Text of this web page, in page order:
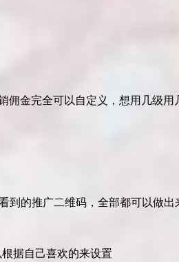
佣金完全可以自定义，想用几级用
到的推广二维码，全部都可以做出
据自己喜欢的来设置